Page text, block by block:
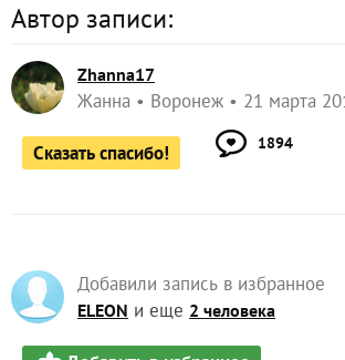
Автор записи:
Zhanna17
Жанна Воронеж 21 марта
Сказать спасибо! 1894
Добавили запись в избранное
ELEON и еще 2 человека